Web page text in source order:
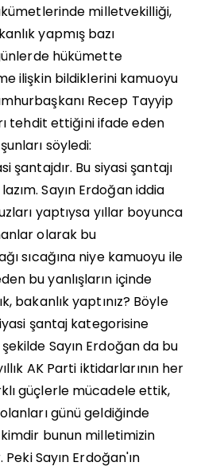
milletvekilliği,
yapmış bazı
hükümette
ilişkin bildiklerini kamuoyu
Recep Tayyip
tehdit ettiğini ifade eden
söyledi:
şantajdır. Bu siyasi şantajı
Sayın Erdoğan iddia
yaptıysa yıllar boyunca
olarak bu
sıcağına niye kamuoyu ile
bu yanlışların içinde
bakanlık yaptınız? Böyle
şantaj kategorisine
Sayın Erdoğan da bu
AK Parti iktidarlarının her
güçlerle mücadele ettik,
günü geldiğinde
bunun milletimizin
Sayın Erdoğan'ın